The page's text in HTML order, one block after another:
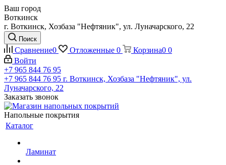
Ваш город
Воткинск
г. Воткинск, Хозбаза "Нефтяник", ул. Луначарского, 22
Поиск
Сравнение0 Отложенные 0 Корзина0 0
Войти
+7 965 844 76 95
+7 965 844 76 95 г. Воткинск, Хозбаза "Нефтяник", ул.
Луначарского, 22
Заказать звонок
Напольные покрытия
Каталог
Ламинат